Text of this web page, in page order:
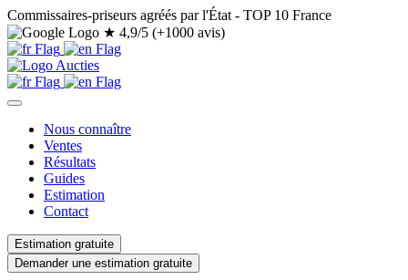
Commissaires-priseurs agréés par l'État - TOP 10 France
★ 4,9/5 (+1000 avis)
Nous connaître
Ventes
Résultats
Guides
Estimation
Contact
Estimation gratuite
Demander une estimation gratuite